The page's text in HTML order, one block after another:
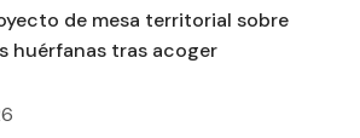
de mesa territorial sobre
huérfanas tras acoger